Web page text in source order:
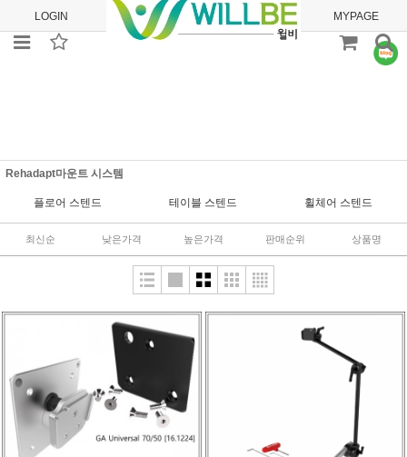
LOGIN JOIN ORDER MYPAGE
Rehadapt마운트 시스템
플로어 스텐드 테이블 스텐드 휠체어 스텐드
최신순 낮은가격 높은가격 판매순위 상품명